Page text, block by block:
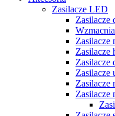
Zasilacze LED
Zasilacze
Zasilacze
Zasilacze
Zasilacze
Zasilacze
Zasilacze
Zasilacze